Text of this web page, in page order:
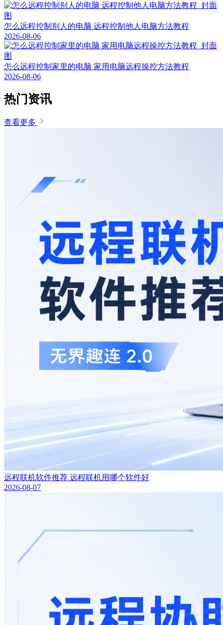
怎么远程控制别人的电脑 远程控制他人电脑方法教程
2026-08-06
怎么远程控制家里的电脑 家用电脑远程操控方法教程
2026-08-06
热门资讯
查看更多
远程联机软件推荐 远程联机用哪个软件好
2026-08-07